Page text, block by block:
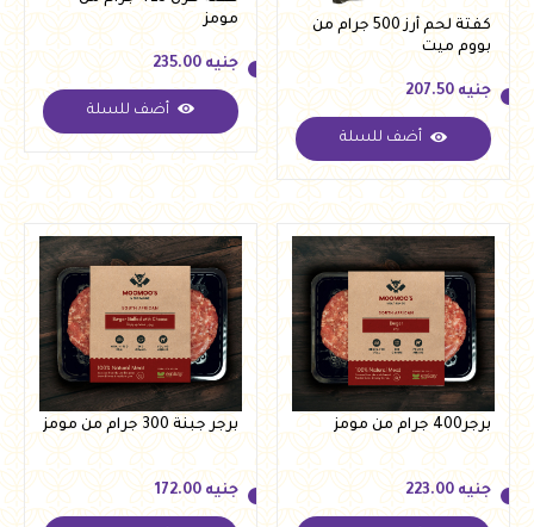
كفتة لحم أرز 500 جرام من
بووم ميت
جنيه 207.50
جنيه 207.50
أضف للسلة
مومز
جنيه
جنيه 235.00
أضف للسلة
برجر400 جرام من مومز
جنيه 223.00
برجر جبنة 300 جرام من مومز
جنيه 172.00